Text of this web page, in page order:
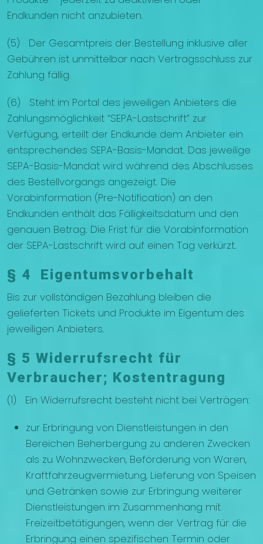
Endkunden nicht anzubieten.
(5) Der Gesamtpreis der Bestellung inklusive aller
Gebühren ist unmittelbar nach Vertragsschluss zur
Zahlung fällig.
(6) Steht im Portal des jeweiligen Anbieters die
Zahlungsmöglichkeit “SEPA-Lastschrift” zur
Verfügung, erteilt der Endkunde dem Anbieter ein
entsprechendes SEPA-Basis-Mandat. Das jeweilige
SEPA-Basis-Mandat wird während des Abschlusses
des Bestellvorgangs angezeigt. Die
Vorabinformation (Pre-Notification) an den
Endkunden enthält das Fälligkeitsdatum und den
genauen Betrag. Die Frist für die Vorabinformation
der SEPA-Lastschrift wird auf einen Tag verkürzt.
§ 4 Eigentumsvorbehalt
Bis zur vollständigen Bezahlung bleiben die
gelieferten Tickets und Produkte im Eigentum des
jeweiligen Anbieters.
§ 5 Widerrufsrecht für
Verbraucher; Kostentragung
(1) Ein Widerrufsrecht besteht nicht bei Verträgen:
zur Erbringung von Dienstleistungen in den
Bereichen Beherbergung zu anderen Zwecken
als zu Wohnzwecken, Beförderung von Waren,
Kraftfahrzeugvermietung, Lieferung von Speisen
und Getränken sowie zur Erbringung weiterer
Dienstleistungen im Zusammenhang mit
Freizeitbetätigungen, wenn der Vertrag für die
Erbringung einen spezifischen Termin oder